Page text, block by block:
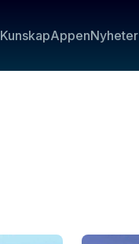
KunskapAppenNyheter